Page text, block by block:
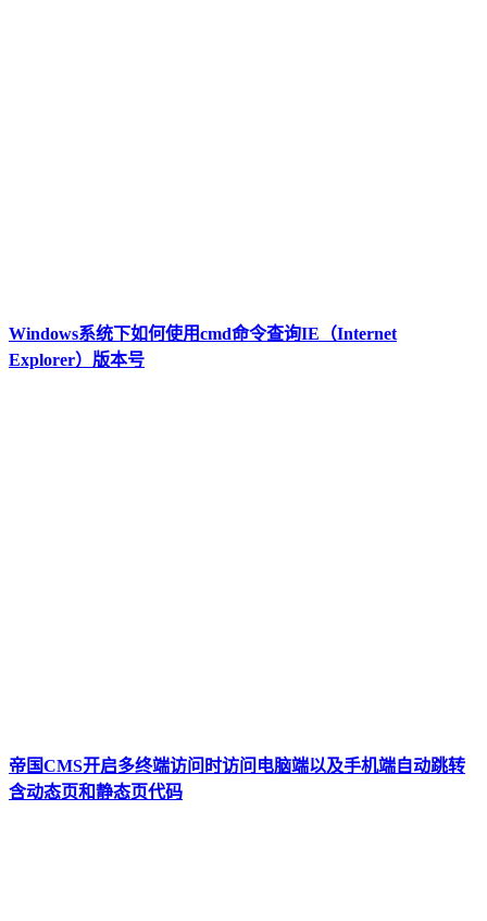
Windows系统下如何使用cmd命令查询IE（Internet
Explorer）版本号
帝国CMS开启多终端访问时访问电脑端以及手机端自动跳转
含动态页和静态页代码